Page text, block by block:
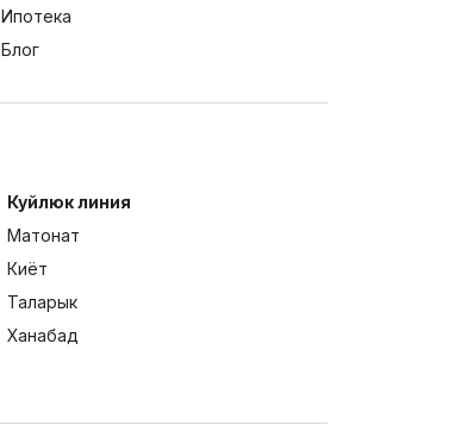
Ипотека
Блог
Куйлюк линия
Матонат
Киёт
Таларык
Ханабад